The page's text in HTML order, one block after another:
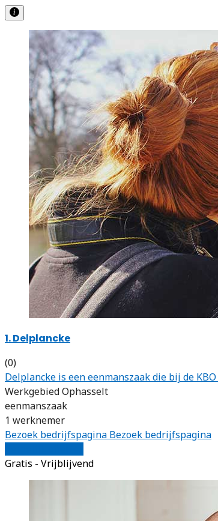
1. Delplancke
(0)
Delplancke is een eenmanszaak die bij de
Werkgebied Ophasselt
eenmanszaak
1 werknemer
Bezoek bedrijfspagina Bezoek bedrijfspagina
Gratis - Vrijblijvend